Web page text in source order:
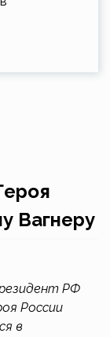
Вагнеру
РФ
России
в